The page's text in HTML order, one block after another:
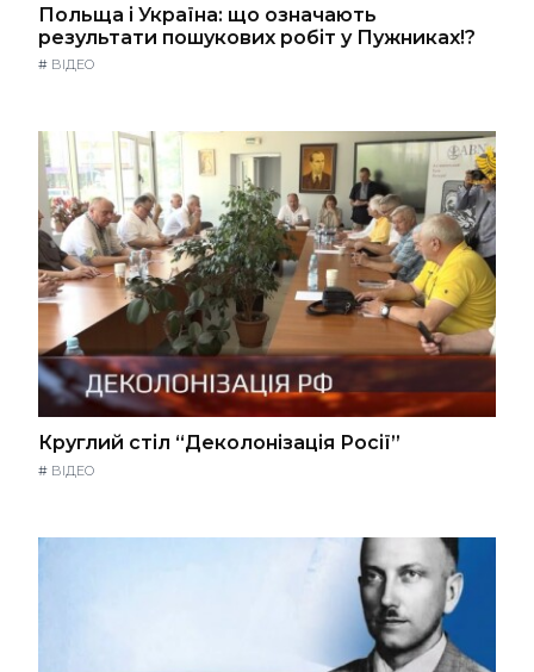
Польща і Україна: що означають
результати пошукових робіт у Пужниках!?
# ВІДЕО
Круглий стіл “Деколонізація Росії”
# ВІДЕО